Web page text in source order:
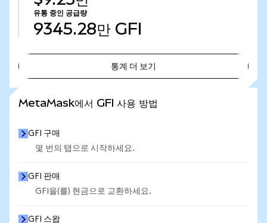
유통 중인 공급량
9345.28만 GFI
통계 더 보기
MetaMask에서 GFI 사용 방법
GFI 구매
몇 번의 탭으로 시작하세요.
GFI 판매
GFI을(를) 현금으로 교환하세요.
GFI 스왑